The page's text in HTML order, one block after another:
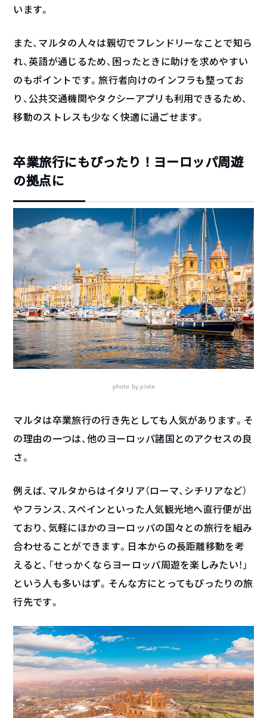
います。
また、マルタの人々は親切でフレンドリーなことで知ら
れ、英語が通じるため、困ったときに助けを求めやすい
のもポイントです。旅行者向けのインフラも整ってお
り、公共交通機関やタクシーアプリも利用できるため、
移動のストレスも少なく快適に過ごせます。
卒業旅行にもぴったり！ヨーロッパ周遊
の拠点に
photo by pixta
マルタは卒業旅行の行き先としても人気があります。そ
の理由の一つは、他のヨーロッパ諸国とのアクセスの良
さ。
例えば、マルタからはイタリア（ローマ、シチリアなど）
やフランス、スペインといった人気観光地へ直行便が出
ており、気軽にほかのヨーロッパの国々との旅行を組み
合わせることができます。日本からの長距離移動を考
えると、「せっかくならヨーロッパ周遊を楽しみたい！」
という人も多いはず。そんな方にとってもぴったりの旅
行先です。